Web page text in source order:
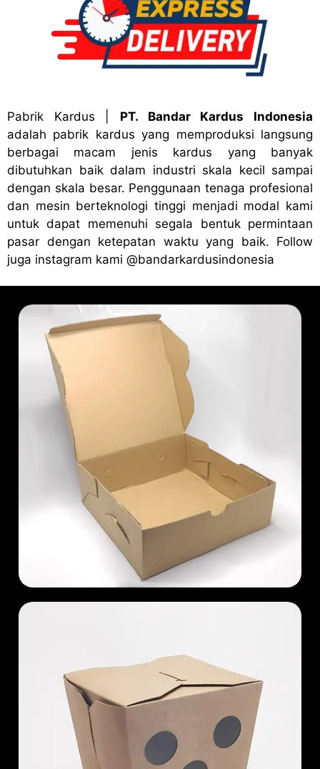
Pabrik Kardus
PT. Bandar Kardus Indonesia
adalah pabrik kardus yang memproduksi langsung
berbagai macam jenis kardus yang banyak
dibutuhkan baik dalam industri skala kecil sampai
dengan skala besar. Penggunaan tenaga profesional
dan mesin berteknologi tinggi menjadi modal kami
untuk dapat memenuhi segala bentuk permintaan
pasar dengan ketepatan waktu yang baik. Follow
juga instagram kami @bandarkardusindonesia